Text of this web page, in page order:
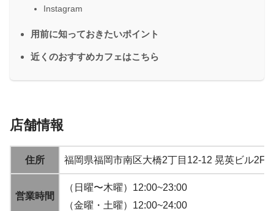
Instagram
用前に知っておきたいポイント
近くのおすすめカフェはこちら
店舗情報
住所 福岡県福岡市南区大橋2丁目12-12 晃英ビル2F
営業時間
（日曜〜木曜）12:00~23:00
（金曜・土曜）12:00~24:00